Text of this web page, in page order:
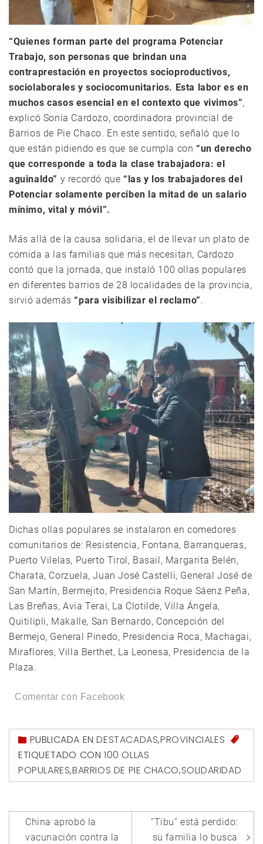
“Quienes forman parte del programa Potenciar
Trabajo, son personas que brindan una
contraprestación en proyectos socioproductivos,
sociolaborales y sociocomunitarios. Esta labor es en
muchos casos esencial en el contexto que vivimos”,
explicó Sonia Cardozo, coordinadora provincial de
Barrios de Pie Chaco. En este sentido, señaló que lo
que están pidiendo es que se cumpla con“un derecho
que corresponde a toda la clase trabajadora: el
aguinaldo” y recordó que “las y los trabajadores del
Potenciar solamente perciben la mitad de un salario
mínimo, vital y móvil”.
Más allá de la causa solidaria, el de llevar un plato de
comida a las familias que más necesitan, Cardozo
contó que la jornada, que instaló 100 ollas populares
en diferentes barrios de 28 localidades de la provincia,
sirvió además“para visibilizar el reclamo”.
Dichas ollas populares se instalaron en comedores
comunitarios de: Resistencia, Fontana, Barranqueras,
Puerto Vilelas, Puerto Tirol, Basail, Margarita Belén,
Charata, Corzuela, Juan José Castelli, General José de
San Martín, Bermejito, Presidencia Roque Sáenz Peña,
Las Breñas, Avia Terai, La Clotilde, Villa Ángela,
Quitilipli, Makalle, San Bernardo, Concepción del
Bermejo, General Pinedo, Presidencia Roca, Machagai,
Miraflores, Villa Berthet, La Leonesa, Presidencia de la
Plaza.
Comentar con Facebook
PUBLICADA ENDESTACADAS,PROVINCIALES
ETIQUETADO CON 100 OLLAS
POPULARES,BARRIOS DE PIE CHACO,SOLIDARIDAD
Navegación
China aprobó la
vacunación contra la
“Tibu” está perdido:
su familia lo busca